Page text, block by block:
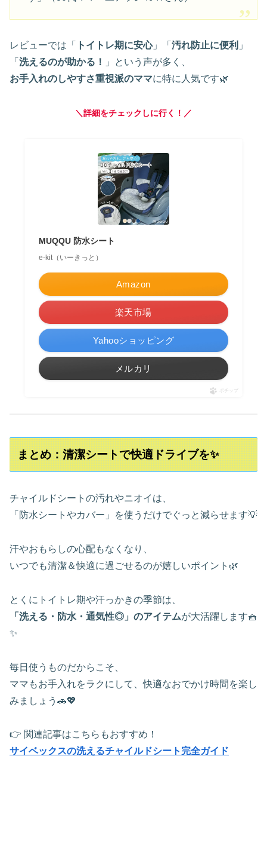
レビューでは「 トイトレ期に安心」「 汚れ防止に便利 」
「 洗えるのが助かる！
」という声が多く、
お手入れのしやすさ重視派のママに特に人気です🌿
＼詳細をチェックしに行く！／
MUQQU 防水シート
e-kit（いーきっと）
Amazon
楽天市場
Yahooショッピング
メルカリ
ポチップ
まとめ：清潔シートで快適ドライブを✨
チャイルドシートの汚れやニオイは、
「防水シートやカバー」を使うだけでぐっと減らせます💡
汗やおもらしの心配もなくなり、
いつでも清潔＆快適に過ごせるのが嬉しいポイント🌿
とくにトイトレ期や汗っかきの季節は、
「洗える・防水・通気性◎」のアイテムが大活躍します🧺
✨
毎日使うものだからこそ、
ママもお手入れをラクにして、快適なおでかけ時間を楽し
みましょう🚗💖
👉 関連記事はこちらもおすすめ！
サイベックスの洗えるチャイルドシート完全ガイド